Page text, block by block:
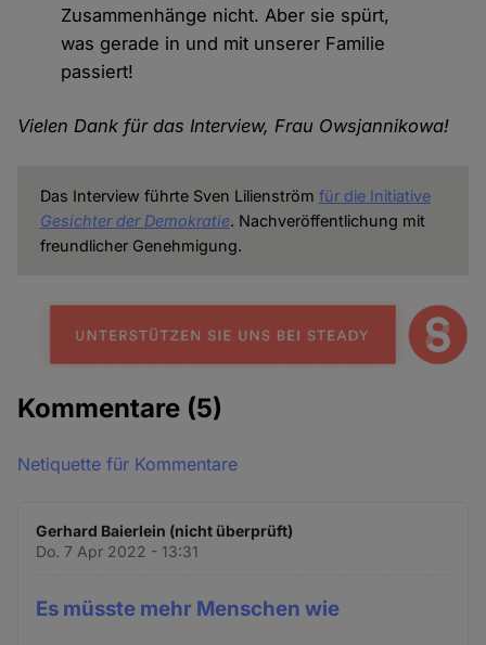
Zusammenhänge nicht. Aber sie spürt,
was gerade in und mit unserer Familie
passiert!
Vielen Dank für das Interview, Frau Owsjannikowa!
Das Interview führte Sven Lilienström für die Initiative
Gesichter der Demokratie. Nachveröffentlichung mit
freundlicher Genehmigung.
Kommentare (5)
Netiquette für Kommentare
Gerhard Baierlein (nicht überprüft)
Do. 7 Apr 2022 - 13:31
Es müsste mehr Menschen wie